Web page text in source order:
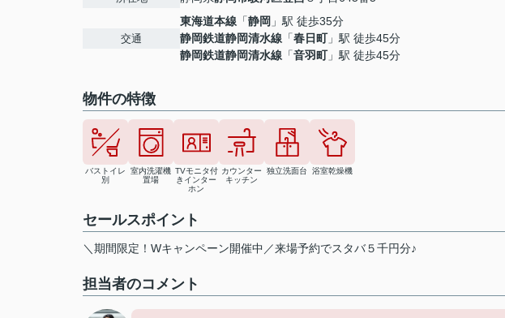
交通
東海道本線 「静岡 」駅 徒歩35分
静岡鉄道静岡清水線 「春日町」駅 徒歩45分
静岡鉄道静岡清水線 「音羽町」駅 徒歩45分
物件の特徴
バストイレ
別
室内洗濯機
置場
TVモニタ付
きインター
ホン
カウンター
キッチン
独立洗面台 浴室乾燥機
セールスポイント
＼期間限定！Wキャンペーン開催中／来場予約でスタバ５千円分♪
担当者のコメント